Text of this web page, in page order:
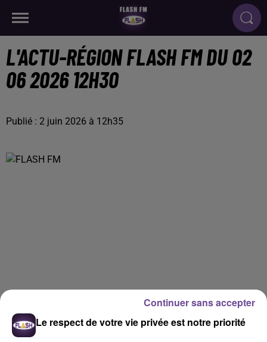
L'ACTU-RÉGION FLASH FM DU 02
06 2026 12H30
Publié : 2 juin 2026 à 12h35
Le respect de votre vie privée est notre priorité
Continuer sans accepter